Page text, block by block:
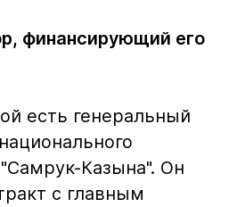
финансирующий его
есть генеральный
"Самрук-Казына". Он
с главным